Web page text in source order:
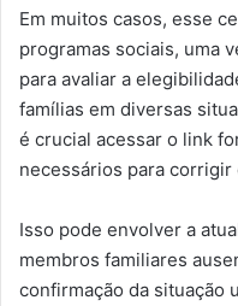
Em muitos casos, esse
programas sociais, uma
para avaliar a
famílias em diversas
é crucial acessar o link
necessários para corrigir
Isso pode envolver a
membros familiares
confirmação da situação